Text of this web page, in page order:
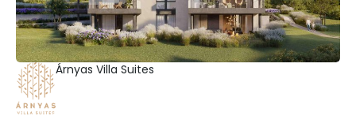
Árnyas Villa Suites